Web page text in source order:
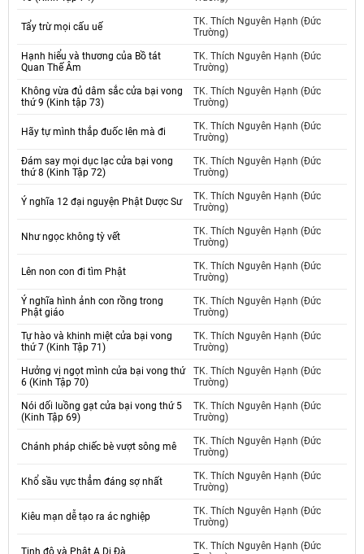
Tẩy trừ mọi cấu uế
TK. Thích Nguyên Hạnh (Đức
Trường)
Hạnh hiểu và thương của Bồ tát
Quan Thế Âm
TK. Thích Nguyên Hạnh (Đức
Trường)
Không vừa đủ dâm sắc cửa bại vong
thứ 9 (Kinh tập 73)
TK. Thích Nguyên Hạnh (Đức
Trường)
Hãy tự mình thắp đuốc lên mà đi
TK. Thích Nguyên Hạnh (Đức
Trường)
Đám say mọi dục lạc cửa bại vong
thứ 8 (Kinh Tập 72)
TK. Thích Nguyên Hạnh (Đức
Trường)
Ý nghĩa 12 đại nguyện Phật Dược Sư
TK. Thích Nguyên Hạnh (Đức
Trường)
Như ngọc không tỳ vết
TK. Thích Nguyên Hạnh (Đức
Trường)
Lên non con đi tìm Phật
TK. Thích Nguyên Hạnh (Đức
Trường)
Ý nghĩa hình ảnh con rồng trong
Phật giáo
TK. Thích Nguyên Hạnh (Đức
Trường)
Tự hào và khinh miệt cửa bại vong
thứ 7 (Kinh Tập 71)
TK. Thích Nguyên Hạnh (Đức
Trường)
Hưởng vị ngọt mình cửa bại vong thứ
6 (Kinh Tập 70)
TK. Thích Nguyên Hạnh (Đức
Trường)
Nói dối luồng gạt cửa bại vong thứ 5
(Kinh Tập 69)
TK. Thích Nguyên Hạnh (Đức
Trường)
Chánh pháp chiếc bè vượt sông mê
TK. Thích Nguyên Hạnh (Đức
Trường)
Khổ sầu vực thẳm đáng sợ nhất
TK. Thích Nguyên Hạnh (Đức
Trường)
Kiêu mạn dễ tạo ra ác nghiệp
TK. Thích Nguyên Hạnh (Đức
Trường)
TK. Thích Nguyên Hạnh (Đức